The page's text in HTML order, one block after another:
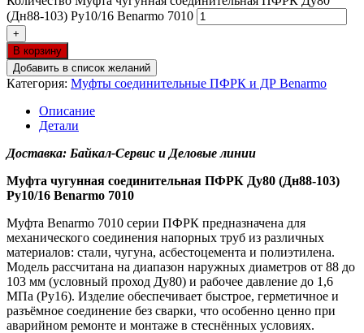
(Дн88-103) Ру10/16 Benarmo 7010
+
В корзину
Добавить в список желаний
Категория: Муфты соединительные ПФРК и ДР Benarmo
Описание
Детали
Доставка: Байкал-Сервис и Деловые линии
Муфта чугунная соединительная ПФРК Ду80 (Дн88-103)
Ру10/16 Benarmo 7010
Муфта Benarmo 7010 серии ПФРК предназначена для
механического соединения напорных труб из различных
материалов: стали, чугуна, асбестоцемента и полиэтилена.
Модель рассчитана на диапазон наружных диаметров от 88 до
103 мм (условный проход Ду80) и рабочее давление до 1,6
МПа (Ру16). Изделие обеспечивает быстрое, герметичное и
разъёмное соединение без сварки, что особенно ценно при
аварийном ремонте и монтаже в стеснённых условиях.